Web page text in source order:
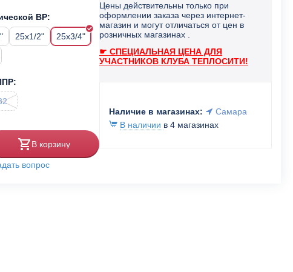
ВР:
25x1/2"
25x3/4"
В корзину
вопрос
Цены действительны только при
оформлении заказа через интернет-
магазин и могут отличаться от цен в
розничных магазинах .
☛ СПЕЦИАЛЬНАЯ ЦЕНА ДЛЯ
УЧАСТНИКОВ КЛУБА ТЕПЛОСИТИ!
Наличие в магазинах:
Самара
В наличии в 4 магазинах